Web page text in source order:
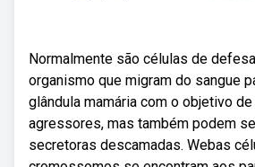
Normalmente são células de
organismo que migram do sangue
glândula mamária com o objetivo
agressores, mas também podem
secretoras descamadas. Webas